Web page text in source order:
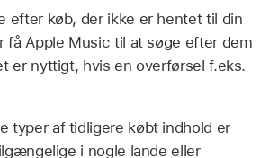
efter køb, der ikke er hentet til din
få Apple Music til at søge efter dem
er nyttigt, hvis en overførsel f.eks.
typer af tidligere købt indhold er
i nogle lande eller